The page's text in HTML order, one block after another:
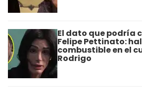
El dato que podría
Felipe Pettinato:
combustible en el
Rodrigo